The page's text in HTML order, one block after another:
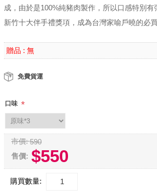
成，由於是100%純豬肉製作，所以口感特別
新竹十大伴手禮獎項，成為台灣家喻戶曉的必買
贈品 : 無
免費貨運
口味 *
市價: 590
售價: $550
購買數量: